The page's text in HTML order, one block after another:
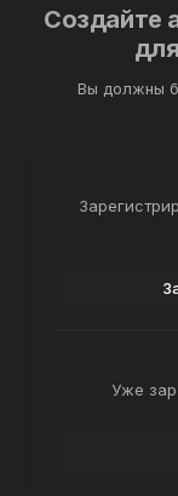
Создайте
Вы должны
Уже